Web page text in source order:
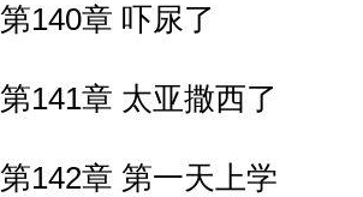
第140章 吓尿了
第141章 太亚撒西了
第142章 第一天上学